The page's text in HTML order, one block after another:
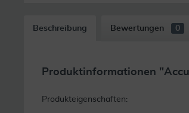
Beschreibung Bewertungen 0
Produktinformationen
Produkteigenschaften: